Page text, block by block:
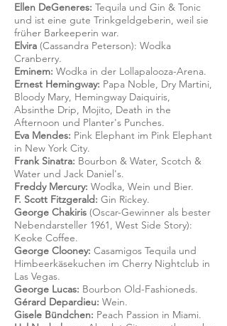
Ellen DeGeneres: Tequila und Gin & Tonic
und ist eine gute Trinkgeldgeberin, weil sie
früher Barkeeperin war.
Elvira (Cassandra Peterson): Wodka
Cranberry.
Eminem: Wodka in der Lollapalooza-Arena.
Ernest Hemingway: Papa Noble, Dry Martini,
Bloody Mary, Hemingway Daiquiris,
Absinthe Drip, Mojito, Death in the
Afternoon und Planter's Punches.
Eva Mendes: Pink Elephant im Pink Elephant
in New York City.
Frank Sinatra: Bourbon & Water, Scotch &
Water und Jack Daniel's.
Freddy Mercury: Wodka, Wein und Bier.
F. Scott Fitzgerald: Gin Rickey.
George Chakiris (Oscar-Gewinner als bester
Nebendarsteller 1961, West Side Story):
Keoke Coffee.
George Clooney: Casamigos Tequila und
Himbeerkäsekuchen im Cherry Nightclub in
Las Vegas.
George Lucas: Bourbon Old-Fashioneds.
Gérard Depardieu: Wein.
Gisele Bündchen: Peach Passion in Miami.